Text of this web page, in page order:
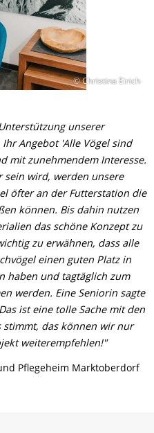
© Christina Eirich
unserer
Angebot 'Alle Vögel sind
mit zunehmendem Interesse.
sein wird, werden unsere
öfter an der Futterstation die
können. Bis dahin nutzen
das schöne Konzept zu
zu erwähnen, dass alle
einen guten Platz in
haben und tagtäglich zum
werden. Eine Seniorin sagte
ist eine tolle Sache mit den
stimmt, das können wir nur
weiterempfehlen!"
Pflegeheim Marktoberdorf